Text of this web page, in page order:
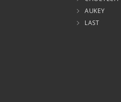
AUKEY
LAST